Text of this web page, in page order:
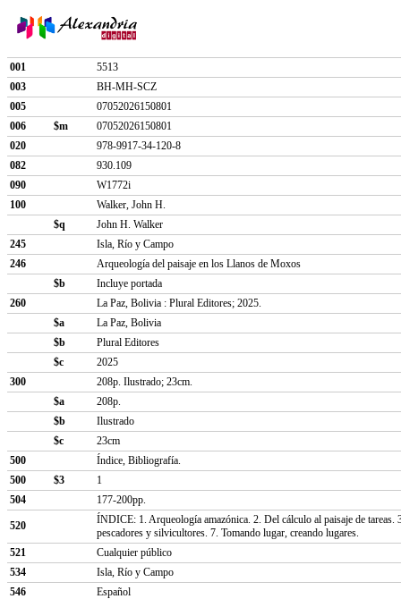
001
5513
003
BH-MH-SCZ
005
07052026150801
006
$m
07052026150801
020
978-9917-34-120-8
082
930.109
090
W1772i
100
Walker, John H.
$q
John H. Walker
245
Isla, Río y Campo
246
Arqueología del paisaje en los Llanos de Moxos
$b
Incluye portada
260
La Paz, Bolivia : Plural Editores; 2025.
$a
La Paz, Bolivia
$b
Plural Editores
$c
2025
300
208p. Ilustrado; 23cm.
$a
208p.
$b
Ilustrado
$c
23cm
500
Índice, Bibliografía.
500
$3
1
504
177-200pp.
520
ÍNDICE: 1. Arqueología amazónica. 2. Del cálculo al paisaje de
pescadores y silvicultores. 7. Tomando lugar, creando lugares.
521
Cualquier público
534
Isla, Río y Campo
546
Español